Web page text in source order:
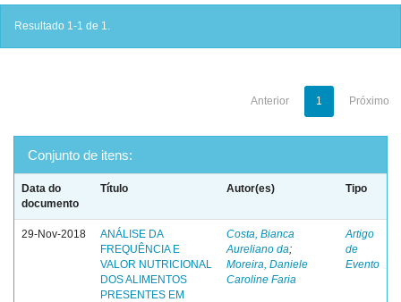
Resultado 1-1 de 1.
Anterior 1 Próximo
Conjunto de itens:
Data do
documento
Título Autor(es) Tipo
29-Nov-2018
ANÁLISE DA
FREQUÊNCIA E
VALOR NUTRICIONAL
DOS ALIMENTOS
PRESENTES EM
Costa, Bianca
Aureliano da;
Moreira, Daniele
Caroline Faria
Artigo
de
Evento